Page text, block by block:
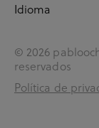
Idioma
© 2026
reservados
Política de